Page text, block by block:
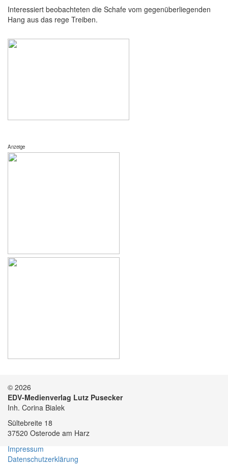
Interessiert beobachteten die Schafe vom gegenüberliegenden
Hang aus das rege Treiben.
Anzeige
© 2026
EDV-Medienverlag Lutz Pusecker
Inh. Corina Bialek
Sültebreite 18
37520 Osterode am Harz
Impressum
Datenschutzerklärung